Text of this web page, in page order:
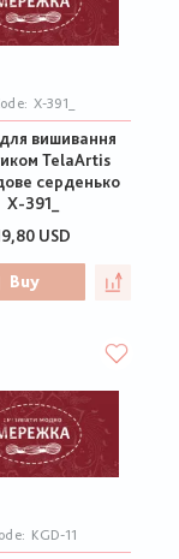
Х-391_
вишивання
TelaArtis
серденько
Х-391_
USD
Buy
KGD-11